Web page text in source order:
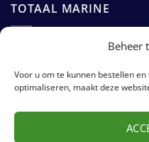
Beheer
Voor u om te kunnen bestellen
optimaliseren, maakt deze
TOTAAL MARINE
Warten
Tel: +31 (0)58 255 1362